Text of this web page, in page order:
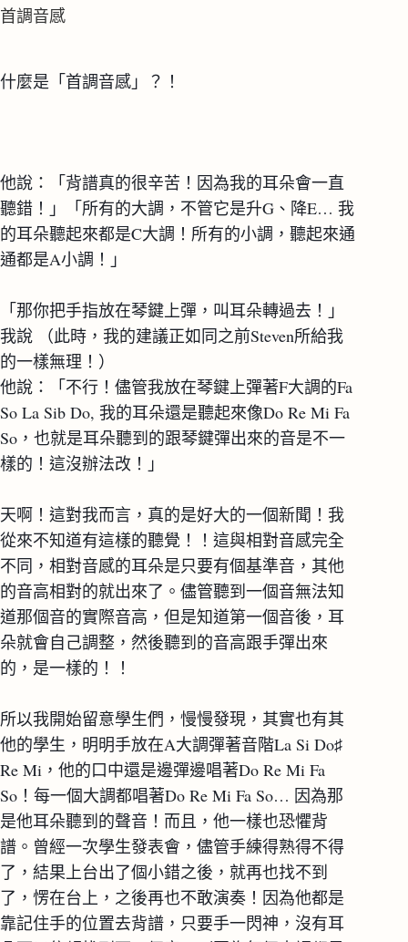
首調音感
什麼是「首調音感」？！
他說：「背譜真的很辛苦！因為我的耳朵會一直
聽錯！」「所有的大調，不管它是升G、降E… 我
的耳朵聽起來都是C大調！所有的小調，聽起來通
通都是A小調！」
「那你把手指放在琴鍵上彈，叫耳朵轉過去！」
我說 （此時，我的建議正如同之前Steven所給我
的一樣無理！）
他說：「不行！儘管我放在琴鍵上彈著F大調的Fa
So La Sib Do, 我的耳朵還是聽起來像Do Re Mi Fa
So，也就是耳朵聽到的跟琴鍵彈出來的音是不一
樣的！這沒辦法改！」
天啊！這對我而言，真的是好大的一個新聞！我
從來不知道有這樣的聽覺！！這與相對音感完全
不同，相對音感的耳朵是只要有個基準音，其他
的音高相對的就出來了。儘管聽到一個音無法知
道那個音的實際音高，但是知道第一個音後，耳
朵就會自己調整，然後聽到的音高跟手彈出來
的，是一樣的！！
所以我開始留意學生們，慢慢發現，其實也有其
他的學生，明明手放在A大調彈著音階La Si Do♯
Re Mi，他的口中還是邊彈邊唱著Do Re Mi Fa
So！每一個大調都唱著Do Re Mi Fa So… 因為那
是他耳朵聽到的聲音！而且，他一樣也恐懼背
譜。曾經一次學生發表會，儘管手練得熟得不得
了，結果上台出了個小錯之後，就再也找不到
了，愣在台上，之後再也不敢演奏！因為他都是
靠記住手的位置去背譜，只要手一閃神，沒有耳